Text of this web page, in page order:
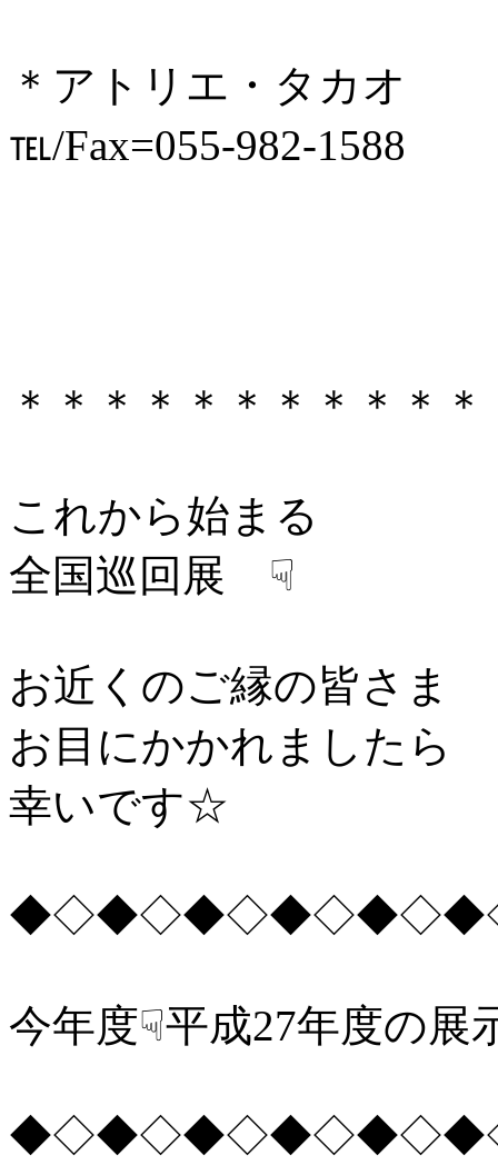
＊アトリエ・タカオ
℡/Fax=055-982-1588
＊＊＊＊＊＊＊＊＊＊
これから始まる
全国巡回展 ☟
お近くのご縁の皆さま
お目にかかれましたら
幸いです☆
今年度☟平成27年度の展